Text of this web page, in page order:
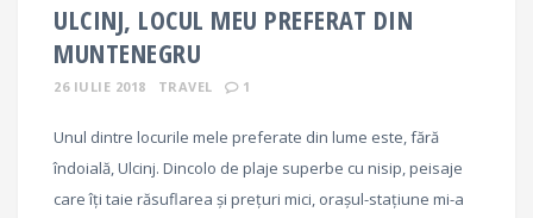
ULCINJ, LOCUL MEU PREFERAT DIN
MUNTENEGRU
26 IULIE 2018 TRAVEL 1
Unul dintre locurile mele preferate din lume este, fără
îndoială, Ulcinj. Dincolo de plaje superbe cu nisip, peisaje
care îți taie răsuflarea și prețuri mici, orașul-stațiune mi-a